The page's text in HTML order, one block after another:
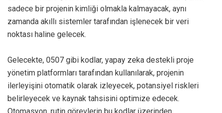
sadece bir projenin kimliği olmakla kalmayacak, aynı
zamanda akıllı sistemler tarafından işlenecek bir veri
noktası haline gelecek.
Gelecekte, 0507 gibi kodlar, yapay zeka destekli proje
yönetim platformları tarafından kullanılarak, projenin
ilerleyişini otomatik olarak izleyecek, potansiyel riskleri
belirleyecek ve kaynak tahsisini optimize edecek.